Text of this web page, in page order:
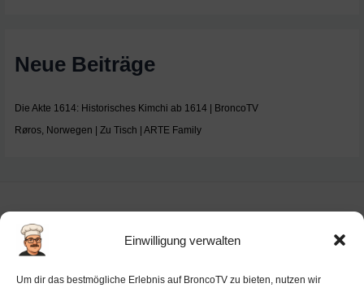
Einwilligung verwalten
Um dir das bestmögliche Erlebnis auf BroncoTV zu bieten, nutzen wir
Neue Beiträge
Die Akte 1614: Historisches Kimchi ab 1614 | BroncoTV
Røros, Norwegen | Zu Tisch | ARTE Family